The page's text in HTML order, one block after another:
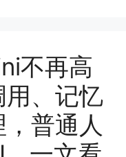
不再高
、记忆
普通人